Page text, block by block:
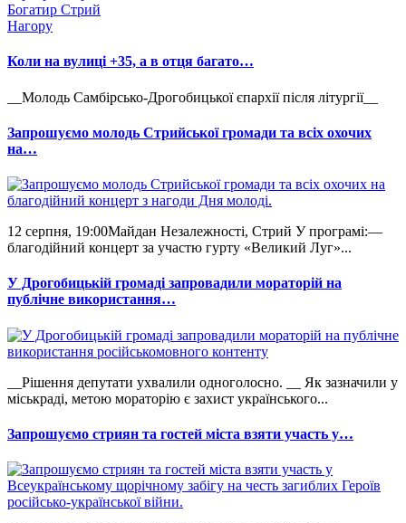
Богатир Стрий
Нагору
Коли на вулиці +35, а в отця багато…
__Молодь Самбірсько-Дрогобицької єпархії після літургії__
Запрошуємо молодь Стрийської громади та всіх охочих
на…
12 серпня, 19:00Майдан Незалежності, Стрий У програмі:—
благодійний концерт за участю гурту «Великий Луг»...
У Дрогобицькій громаді запровадили мораторій на
публічне використання…
__Рішення депутати ухвалили одноголосно. __ Як зазначили у
міськраді, метою мораторію є захист українського...
Запрошуємо стриян та гостей міста взяти участь у…